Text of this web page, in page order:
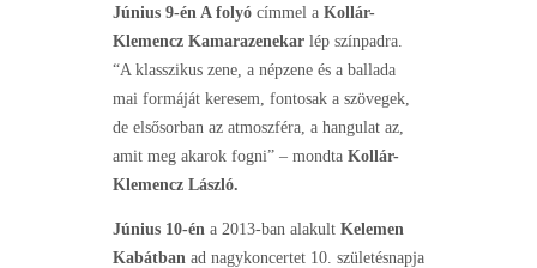
Június 9-én A folyó címmel a Kollár-
Klemencz Kamarazenekar lép színpadra.
“A klasszikus zene, a népzene és a ballada
mai formáját keresem, fontosak a szövegek,
de elsősorban az atmoszféra, a hangulat az,
amit meg akarok fogni” – mondta Kollár-
Klemencz László.
Június 10-én a 2013-ban alakult Kelemen
Kabátban ad nagykoncertet 10. születésnapja